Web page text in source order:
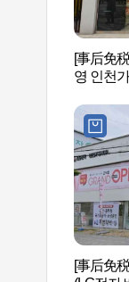
[事后免
영 인천
[事后免